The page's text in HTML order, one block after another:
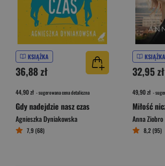
KSIĄŻKA
36,88 zł
44,90 zł - sugerowana cena detaliczna
Gdy nadejdzie nasz czas
Agnieszka Dyniakowska
7,9 (68)
KSIĄŻKA
32,95 zł
49,90 zł -
Miłość
Anna Ziobro
8,2 (95)